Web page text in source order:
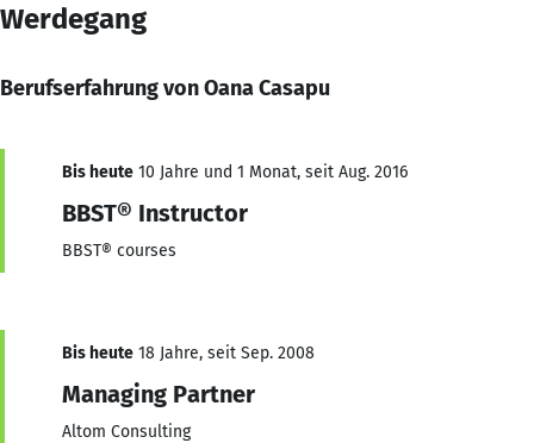
Werdegang
Berufserfahrung von Oana Casapu
Bis heute 10 Jahre und 1 Monat, seit Aug. 2016
BBST® Instructor
BBST® courses
Bis heute 18 Jahre, seit Sep. 2008
Managing Partner
Altom Consulting